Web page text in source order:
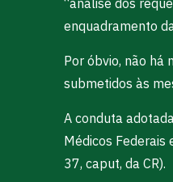
“análise dos
enquadramento
Por óbvio, não há
submetidos às
A conduta
Médicos
37, caput, da CR).